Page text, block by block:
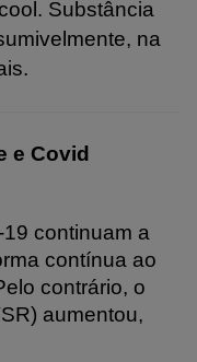
Substância
na
e Covid
continuam a
contínua ao
contrário, o
aumentou,